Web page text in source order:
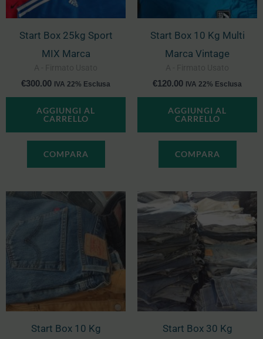
Start Box 25kg Sport
MIX Marca
€300.00 IVA 22% Esclusa
AGGIUNGI AL
CARRELLO
COMPARA
Start Box 10 Kg Multi
Marca Vintage
€120.00 IVA 22% Esclusa
AGGIUNGI AL
CARRELLO
COMPARA
Start Box 10 Kg Start Box 30 Kg